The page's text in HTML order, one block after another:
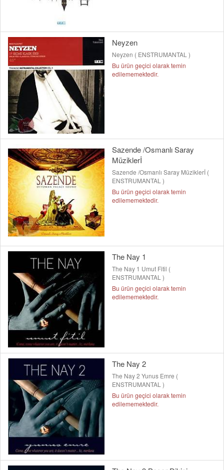
Neyzen
Neyzen ( ENSTRUMANTAL )
Bu ürün geçici olarak temin
edilememektedir.
Sazende /Osmanlı Saray
Müziklerİ
Sazende /Osmanlı Saray Müziklerİ (
ENSTRUMANTAL )
Bu ürün geçici olarak temin
edilememektedir.
The Nay 1
The Nay 1 Umut Fitil (
ENSTRUMANTAL )
Bu ürün geçici olarak temin
edilememektedir.
The Nay 2
The Nay 2 Yunus Emre (
ENSTRUMANTAL )
Bu ürün geçici olarak temin
edilememektedir.